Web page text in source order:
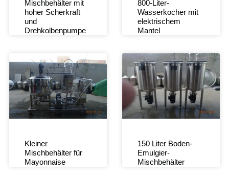
Mischbehälter mit
hoher Scherkraft
und
Drehkolbenpumpe
800-Liter-
Wasserkocher mit
elektrischem
Mantel
Kleiner
Mischbehälter für
Mayonnaise
150 Liter Boden-
Emulgier-
Mischbehälter